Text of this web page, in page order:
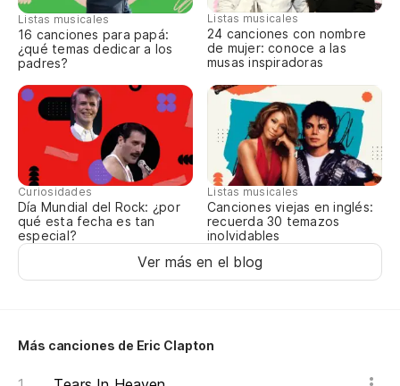
Listas musicales
16 canciones para papá:
¿qué temas dedicar a los
padres?
Listas musicales
24 canciones con nombre
de mujer: conoce a las
musas inspiradoras
Curiosidades
Día Mundial del Rock: ¿por
qué esta fecha es tan
especial?
Listas musicales
Canciones viejas en inglés:
recuerda 30 temazos
inolvidables
Ver más en el blog
Más canciones de Eric Clapton